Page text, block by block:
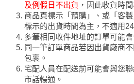
及例假日不出貨 ，因此收貨時
商品頁標示「預購」、或「客
標示的出貨時間為主，不適用
多筆相同收件地址的訂單可能
同一筆訂單商品若因出貨廠商
包裹。
宅配人員在配送前可能會與您
市話暢通。